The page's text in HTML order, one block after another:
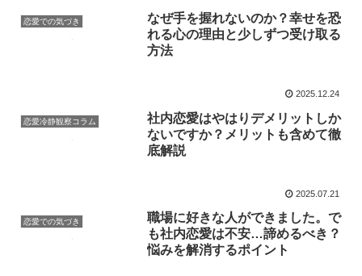
恋愛での気づき
なぜ手を握れないのか？幸せを恐
れる心の理由と少しずつ受け取る
方法
2025.12.24
恋愛冷静観察コラム
社内恋愛はやはりデメリットしか
ないですか？メリットも含めて徹
底解説
2025.07.21
恋愛での気づき
職場に好きな人ができました。で
も社内恋愛は不安…諦めるべき？
悩みを解消するポイント